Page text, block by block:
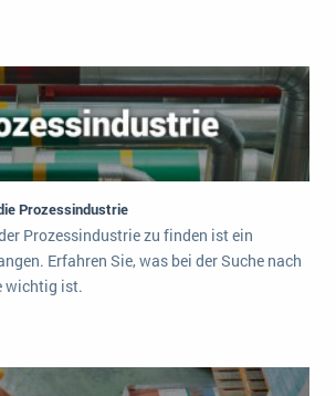
Prozessindustrie
Prozessindustrie zu finden ist ein
Erfahren Sie, was bei der Suche nach
wichtig ist.